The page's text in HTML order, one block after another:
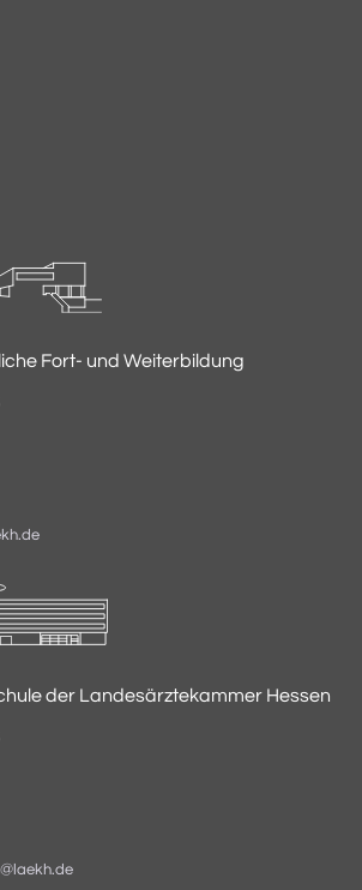
Fort- und Weiterbildung
der Landesärztekammer Hessen